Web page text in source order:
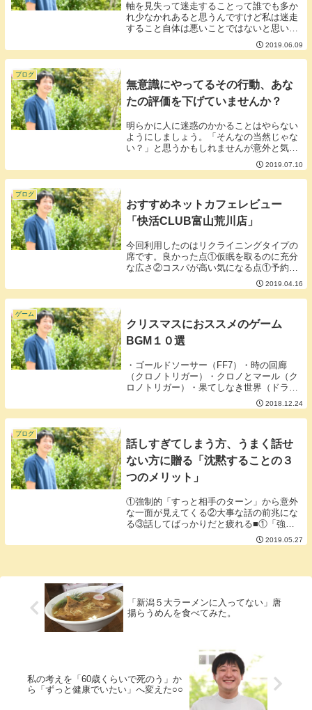
軸を見失って迷走することって誰でも多か
れ少なかれあると思うんですけど私は迷走
すること自体は悪いことではないと思いま
す。■迷走したら迷走の中でチャレンジし
てみたらいい。迷走すると軸は定まらない
かもしれませんが逆に言うと異なる種類の
2019.06.09
ブログ
無意識にやってるその行動、あな
たの評価を下げていませんか？
明らかに人に迷惑のかかることはやらない
ようにしましょう。「そんなの当然じゃな
い？」と思うかもしれませんが意外と気が
付かないところでしてしまっているもので
す。例えば・講義中の私語や・食事をくち
ゃくちゃ音を立てて食べる・パソコンのタ
2019.07.10
ブログ
おすすめネットカフェレビュー
「快活CLUB富山荒川店」
今回利用したのはリクライニングタイプの
席です。良かった点①仮眠を取るのに充分
な広さ②コスパが高い気になる点①予約が
取れない②シャワーが無い■良かった点①
仮眠を取るのに充分な広さ高速バスの３列
シートより大きく倒せてゆったり寝れるた
2019.04.16
ゲーム
クリスマスにおススメのゲーム
BGM１０選
・ゴールドソーサー（FF7）・時の回廊
（クロノトリガー）・クロノとマール（ク
ロノトリガー）・果てしなき世界（ドラク
エ２）・街角のメロディ（ドラクエ５）・
星の光の花咲く丘で（マリオRPG）・バニ
ラレイク（スーパーマリオカート）・さむ
2018.12.24
ブログ
話しすぎてしまう方、うまく話せ
ない方に贈る「沈黙することの３
つのメリット」
①強制的「すっと相手のターン」から意外
な一面が見えてくる②大事な話の前兆にな
る③話してばっかりだと疲れる■①「強制
的すっと相手のターン」から意外な一面見
えてくる沈黙したときにめっちゃ話す人も
2019.05.27
「新潟５大ラーメンに入ってない」唐
揚らうめんを食べてみた。
私の考えを「60歳くらいで死のう」か
ら「ずっと健康でいたい」へ変えた○○